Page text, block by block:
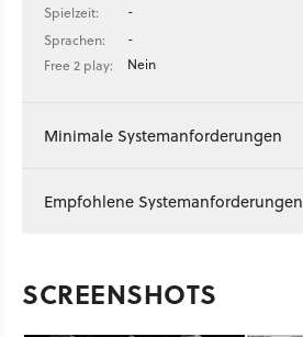
Spielzeit:
-
Sprachen:
-
Free 2 play:
Nein
Minimale Systemanforderungen
Empfohlene Systemanforderungen
SCREENSHOTS